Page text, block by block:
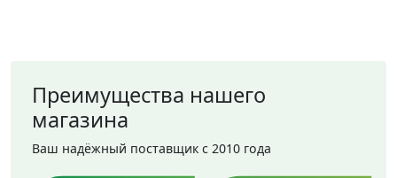
Преимущества нашего
магазина
Ваш надёжный поставщик с 2010 года